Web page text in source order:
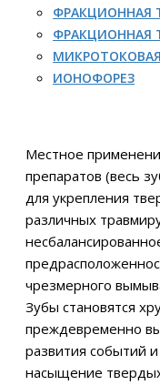
ФРАКЦИОННАЯ
ФРАКЦИОННАЯ
ИОНОФОРЕЗ
Местное
препаратов (весь
для укрепления
различных
чрезмерного
Зубы становятся
преждевременно
развития событий
насыщение